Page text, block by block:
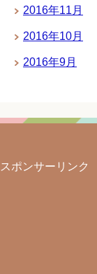
2016年11月
2016年10月
2016年9月
スポンサーリンク